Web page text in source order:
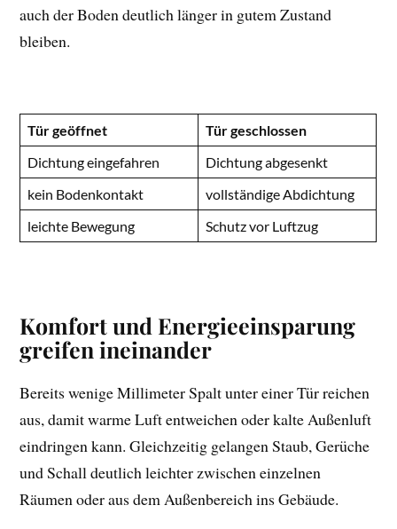
auch der Boden deutlich länger in gutem Zustand
bleiben.
Tür geöffnet
Tür geschlossen
Dichtung eingefahren
Dichtung abgesenkt
kein Bodenkontakt
vollständige Abdichtung
leichte Bewegung
Schutz vor Luftzug
Komfort und Energieeinsparung
greifen ineinander
Bereits wenige Millimeter Spalt unter einer Tür reichen
aus, damit warme Luft entweichen oder kalte Außenluft
eindringen kann. Gleichzeitig gelangen Staub, Gerüche
und Schall deutlich leichter zwischen einzelnen
Räumen oder aus dem Außenbereich ins Gebäude.